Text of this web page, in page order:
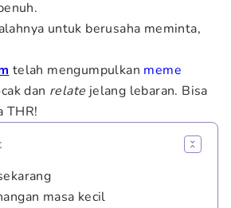
untuk berusaha meminta,
telah mengumpulkan meme
dan relate jelang lebaran. Bisa
THR!
masa kecil